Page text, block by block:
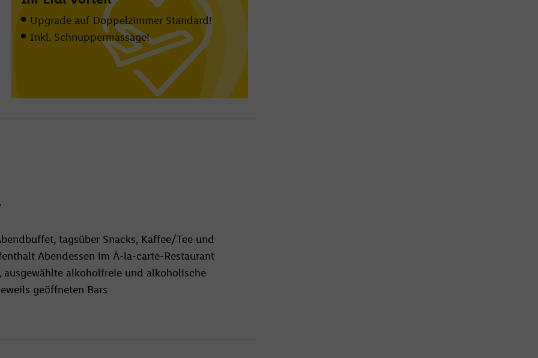
Sonnenliegen und Sonnenschirme am Pool
Buffetrestaurant
Bar
Upgrade auf Doppelzimmer Standard!
Inkl. Schnuppermassage!
tagsüber Snacks, Kaffee/Tee und
Abendessen im À-la-carte-Restaurant
alkoholfreie und alkoholische
geöffneten Bars